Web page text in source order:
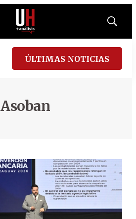
Mostrar
ÚLTIMAS NOTICIAS
Asoban